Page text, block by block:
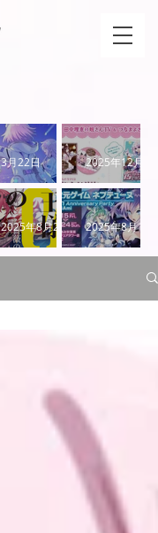
超新時空
ゲイム
ネプテ
ューヌ∞
3月22日
冬コミ
C107参
加情報
2025年12月20
王様のプ
ロポー
2025年8月20日
ネプテ
ューヌ
15周年
2025年8月15日